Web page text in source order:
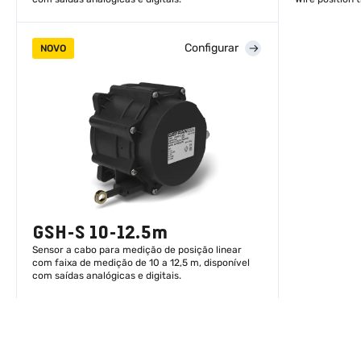
DESCUBRA MAIS
NOVO Configurar
GSH-S 10-12.5m
Sensor a cabo para medição de posição linear
com faixa de medição de 10 a 12,5 m, disponível
com saídas analógicas e digitais.